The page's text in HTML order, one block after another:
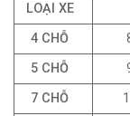
LOẠI XE
4 CHỖ
5 CHỖ
7 CHỖ